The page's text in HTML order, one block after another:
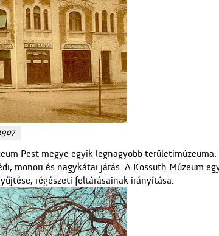
Pest megye egyik legnagyobb
monori és nagykátai járás. A Kossuth Múzeum
régészeti feltárásainak irányítása.